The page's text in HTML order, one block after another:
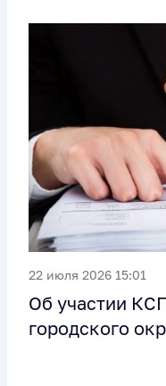
22 июля 2026 15:01
Об участии
городского